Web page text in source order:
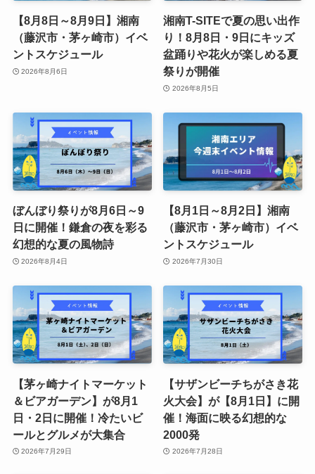
【8月8日～8月9日】湘南
（藤沢市・茅ヶ崎市）イベ
ントスケジュール
2026年8月6日
湘南T-SITEで夏の思い出作
り！8月8日・9日にキッズ
盆踊りや花火が楽しめる夏
祭りが開催
2026年8月5日
ぼんぼり祭りが8月6日～9
日に開催！鎌倉の夜を彩る
幻想的な夏の風物詩
2026年8月4日
【8月1日～8月2日】湘南
（藤沢市・茅ヶ崎市）イベ
ントスケジュール
2026年7月30日
【茅ヶ崎ナイトマーケット
＆ビアガーデン】が8月1
日・2日に開催！冷たいビ
ールとグルメが大集合
2026年7月29日
【サザンビーチちがさき花
火大会】が【8月1日】に開
催！海面に映る幻想的な
2000発
2026年7月28日